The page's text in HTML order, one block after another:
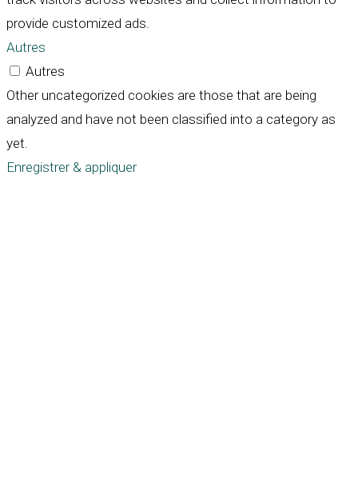
provide customized ads.
Autres
Autres
Other uncategorized cookies are those that are being
analyzed and have not been classified into a category as
yet.
Enregistrer & appliquer